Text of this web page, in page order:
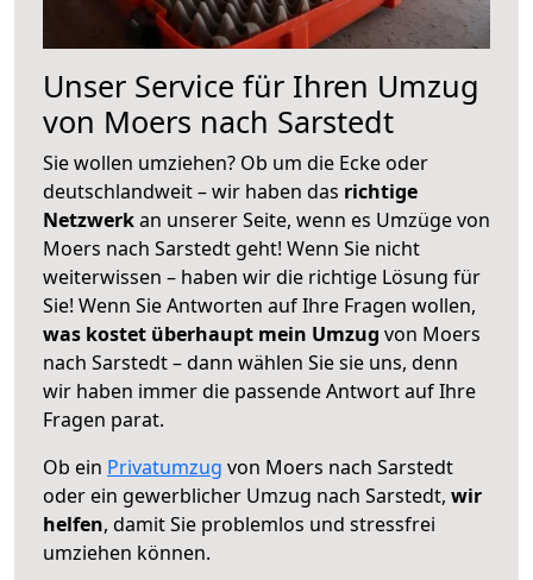
Unser Service für Ihren Umzug
von Moers nach Sarstedt
Sie wollen umziehen? Ob um die Ecke oder
deutschlandweit – wir haben das richtige
Netzwerkan unserer Seite, wenn es Umzüge von
Moers nach Sarstedt geht! Wenn Sie nicht
weiterwissen – haben wir die richtige Lösung für
Sie! Wenn Sie Antworten auf Ihre Fragen wollen,
was kostet überhaupt mein Umzug von Moers
nach Sarstedt – dann wählen Sie sie uns, denn
wir haben immer die passende Antwort auf Ihre
Fragen parat.
Ob ein Privatumzug von Moers nach Sarstedt
oder ein gewerblicher Umzug nach Sarstedt, wir
helfen, damit Sie problemlos und stressfrei
umziehen können.